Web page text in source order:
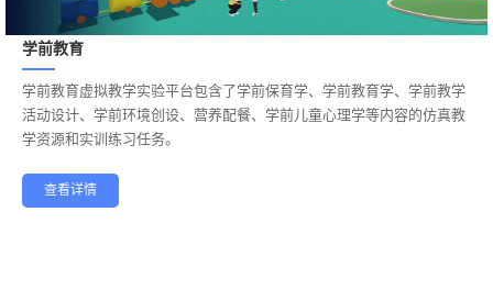
学前教育
——
学前教育虚拟教学实验平台包含了学前保育学、学前教育学、学前教学
活动设计、学前环境创设、营养配餐、学前儿童心理学等内容的仿真教
学资源和实训练习任务。
查看详情